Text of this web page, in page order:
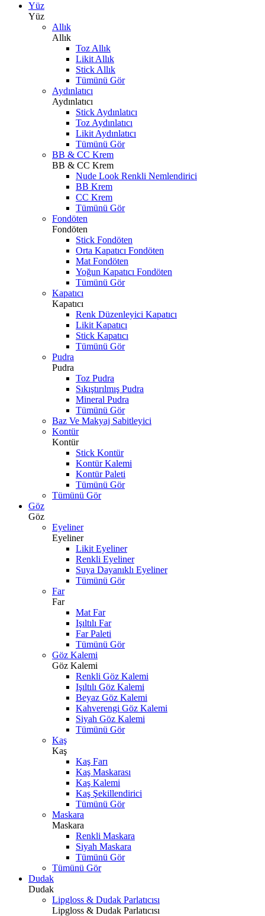
Yüz
Yüz
Allık
Allık
Toz Allık
Likit Allık
Stick Allık
Tümünü Gör
Aydınlatıcı
Aydınlatıcı
Stick Aydınlatıcı
Toz Aydınlatıcı
Likit Aydınlatıcı
Tümünü Gör
BB & CC Krem
BB & CC Krem
Nude Look Renkli Nemlendirici
BB Krem
CC Krem
Tümünü Gör
Fondöten
Fondöten
Stick Fondöten
Orta Kapatıcı Fondöten
Mat Fondöten
Yoğun Kapatıcı Fondöten
Tümünü Gör
Kapatıcı
Kapatıcı
Renk Düzenleyici Kapatıcı
Likit Kapatıcı
Stick Kapatıcı
Tümünü Gör
Pudra
Pudra
Toz Pudra
Sıkıştırılmış Pudra
Mineral Pudra
Tümünü Gör
Baz Ve Makyaj Sabitleyici
Kontür
Kontür
Stick Kontür
Kontür Kalemi
Kontür Paleti
Tümünü Gör
Tümünü Gör
Göz
Göz
Eyeliner
Eyeliner
Likit Eyeliner
Renkli Eyeliner
Suya Dayanıklı Eyeliner
Tümünü Gör
Far
Far
Mat Far
Işıltılı Far
Far Paleti
Tümünü Gör
Göz Kalemi
Göz Kalemi
Renkli Göz Kalemi
Işıltılı Göz Kalemi
Beyaz Göz Kalemi
Kahverengi Göz Kalemi
Siyah Göz Kalemi
Tümünü Gör
Kaş
Kaş
Kaş Farı
Kaş Maskarası
Kaş Kalemi
Kaş Şekillendirici
Tümünü Gör
Maskara
Maskara
Renkli Maskara
Siyah Maskara
Tümünü Gör
Tümünü Gör
Dudak
Dudak
Lipgloss & Dudak Parlatıcısı
Lipgloss & Dudak Parlatıcısı